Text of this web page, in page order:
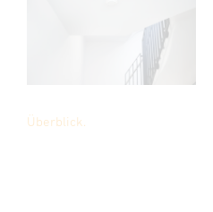
Überblick.